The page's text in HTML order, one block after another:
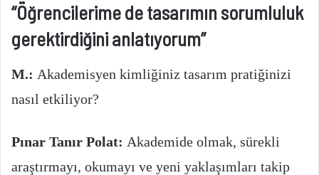
“Öğrencilerime de tasarımın sorumluluk
gerektirdiğini anlatıyorum”
M.: Akademisyen kimliğiniz tasarım pratiğinizi
nasıl etkiliyor?
Pınar Tanır Polat: Akademide olmak, sürekli
araştırmayı, okumayı ve yeni yaklaşımları takip